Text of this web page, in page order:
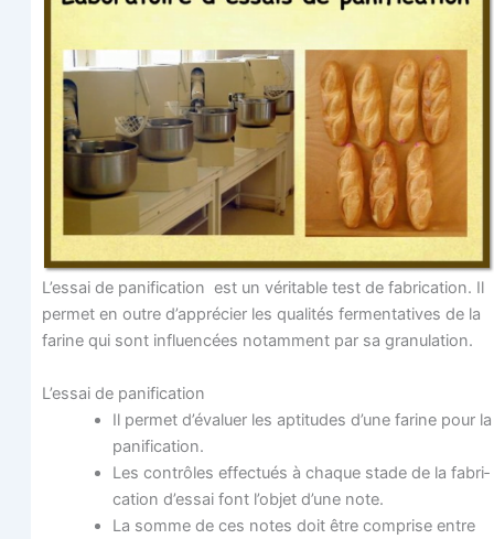
L’essai de pani­fi­ca­tion est un véri­table test de fabri­ca­tion. Il
per­met en outre d’apprécier les qua­li­tés fer­men­ta­tives de la
farine qui sont influen­cées notam­ment par sa granulation.
L’essai de panification
Il per­met d’évaluer les apti­tudes d’une farine pour la
panification.
Les contrôles effec­tués à chaque stade de la fabri­
ca­tion d’essai font l’objet d’une note.
La somme de ces notes doit être com­prise entre